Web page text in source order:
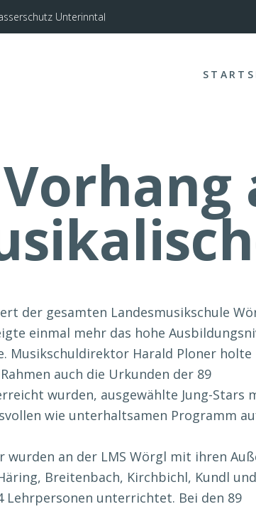
Unterinntal
der gesamten Landesmusikschule
einmal mehr das hohe
Musikschuldirektor Harald Ploner holte
auch die Urkunden der 89
wurden, ausgewählte Jung-Stars
wie unterhaltsamen Programm
wurden an der LMS Wörgl mit ihren
Breitenbach, Kirchbichl, Kundl
Lehrpersonen unterrichtet. Bei den 89